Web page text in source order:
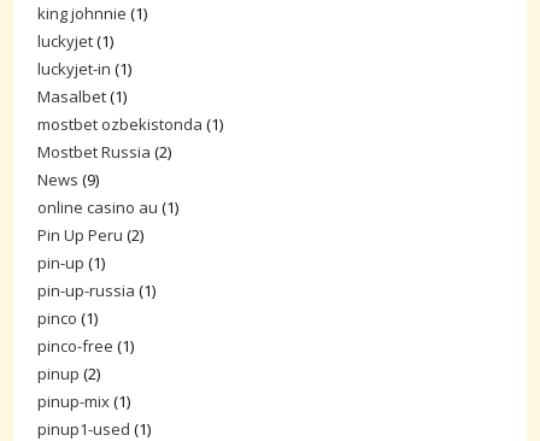
king johnnie (1)
luckyjet(1)
luckyjet-in (1)
Masalbet(1)
mostbet ozbekistonda (1)
Mostbet Russia (2)
News (9)
online casino au (1)
Pin Up Peru (2)
pin-up (1)
pin-up-russia (1)
pinco (1)
pinco-free (1)
pinup (2)
pinup-mix(1)
pinup1-used (1)